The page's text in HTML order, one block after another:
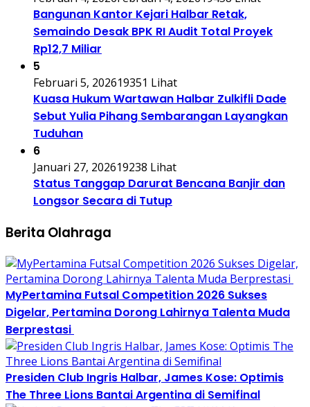
Bangunan Kantor Kejari Halbar Retak,
Semaindo Desak BPK RI Audit Total Proyek
Rp12,7 Miliar
5
Februari 5, 202619351 Lihat
Kuasa Hukum Wartawan Halbar Zulkifli Dade
Sebut Yulia Pihang Sembarangan Layangkan
Tuduhan
6
Januari 27, 202619238 Lihat
Status Tanggap Darurat Bencana Banjir dan
Longsor Secara di Tutup
Berita Olahraga
MyPertamina Futsal Competition 2026 Sukses
Digelar, Pertamina Dorong Lahirnya Talenta Muda
Berprestasi
Presiden Club Ingris Halbar, James Kose: Optimis
The Three Lions Bantai Argentina di Semifinal